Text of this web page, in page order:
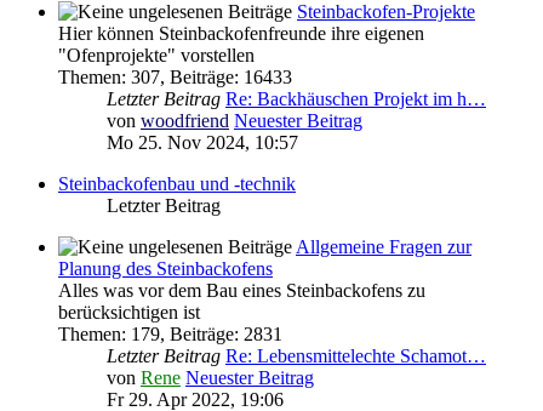
Steinbackofen-Projekte
Hier können Steinbackofenfreunde ihre eigenen
"Ofenprojekte" vorstellen
Themen: 307, Beiträge: 16433
Letzter Beitrag Re: Backhäuschen Projekt im h…
von woodfriend Neuester Beitrag
Mo 25. Nov 2024, 10:57
Steinbackofenbau und -technik
Letzter Beitrag
Allgemeine Fragen zur
Planung des Steinbackofens
Alles was vor dem Bau eines Steinbackofens zu
berücksichtigen ist
Themen: 179, Beiträge: 2831
Letzter Beitrag Re: Lebensmittelechte Schamot…
von Rene Neuester Beitrag
Fr 29. Apr 2022, 19:06